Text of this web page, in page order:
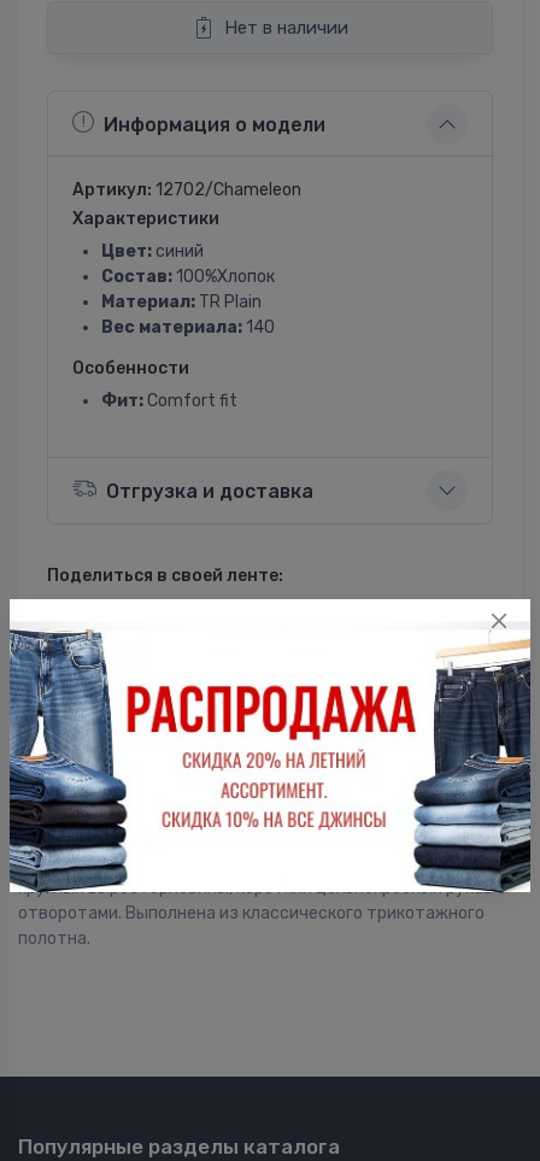
Нет в наличии
Информация о модели
Артикул: 12702/Сhameleon
Характеристики
Цвет: синий
Состав: 100%Хлопок
Материал: TR Plain
Вес материала: 140
Особенности
Фит: Comfort fit
Отгрузка и доставка
Поделиться в своей ленте:
ВКонтакте
Описание
Женская футболка F5, Comfort fit (свободный силуэт),
круглый вырез горловины, короткий цельнокроеный рукав с
отворотами. Выполнена из классического трикотажного
полотна.
Популярные разделы каталога